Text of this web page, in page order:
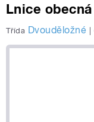
Lnice
Třída Dvouděložné |